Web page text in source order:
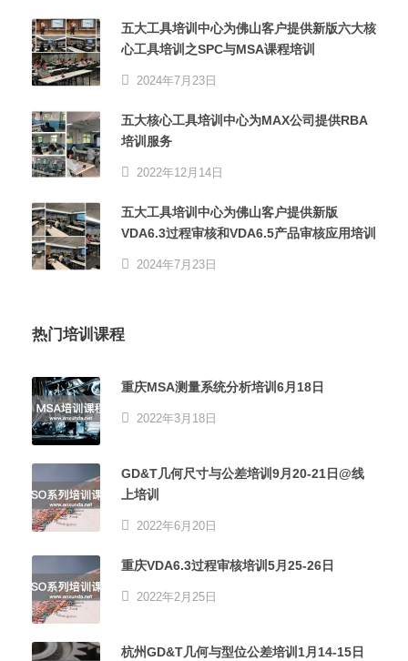
五大工具培训中心为佛山客户提供新版六大核
心工具培训之SPC与MSA课程培训
2024年7月23日
五大核心工具培训中心为MAX公司提供RBA
培训服务
2022年12月14日
五大工具培训中心为佛山客户提供新版
VDA6.3过程审核和VDA6.5产品审核应用培训
2024年7月23日
热门培训课程
重庆MSA测量系统分析培训6月18日
2022年3月18日
GD&T几何尺寸与公差培训9月20-21日@线
上培训
2022年6月20日
重庆VDA6.3过程审核培训5月25-26日
2022年2月25日
杭州GD&T几何与型位公差培训1月14-15日